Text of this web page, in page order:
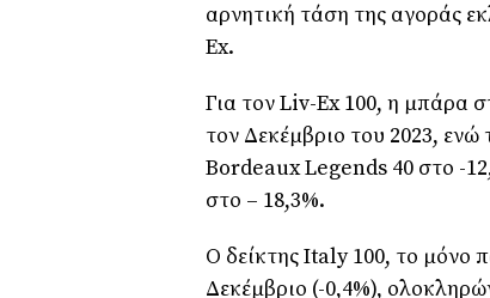
αρνητική τάση της αγοράς
Ex.
Για τον Liv-Ex 100, η ​​μπάρα
τον Δεκέμβριο του 2023,
Bordeaux Legends 40 στο -
στο – 18,3%.
Ο δείκτης Italy 100, το μόνο
Δεκέμβριο (-0,4%),